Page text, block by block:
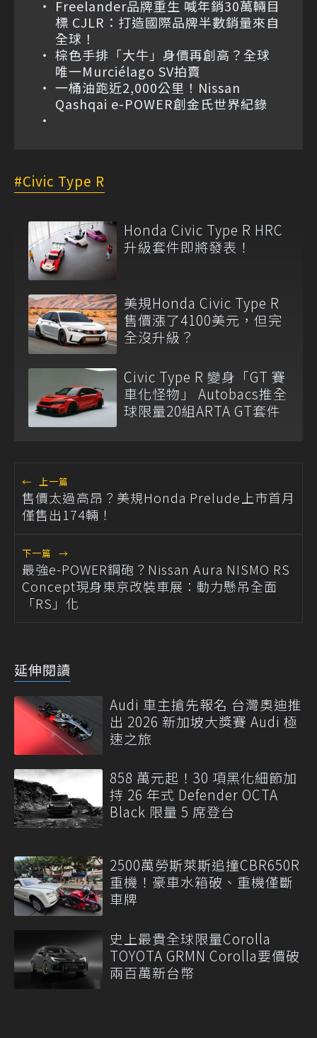
Freelander品牌重生 喊年銷30萬輛目
標 CJLR：打造國際品牌半數銷量來自
全球！
棕色手排「大牛」身價再創高？全球
唯一Murciélago SV拍賣
一桶油跑近2,000公里！Nissan
Qashqai e-POWER創金氏世界紀錄
Civic Type R
Honda Civic Type R HRC
升級套件即將發表！
美規Honda Civic Type R
售價漲了4100美元，但完
全沒升級？
Civic Type R 變身「GT 賽
車化怪物」 Autobacs推全
球限量20組ARTA GT套件
← 上一篇
售價太過高昂？美規Honda Prelude上市首月
僅售出174輛！
下一篇 →
最強e-POWER鋼砲？Nissan Aura NISMO RS
Concept現身東京改裝車展：動力懸吊全面
「RS」化
延伸閱讀
Audi 車主搶先報名 台灣奧迪推
出 2026 新加坡大獎賽 Audi 極
速之旅
858 萬元起！30 項黑化細節加
持 26 年式 Defender OCTA
Black 限量 5 席登台
2500萬勞斯萊斯追撞CBR650R
重機！豪車水箱破、重機僅斷
車牌
史上最貴全球限量Corolla
TOYOTA GRMN Corolla要價破
兩百萬新台幣